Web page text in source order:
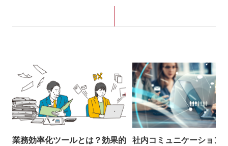
業務効率化ツールとは？効果的 社内コミュニケーション